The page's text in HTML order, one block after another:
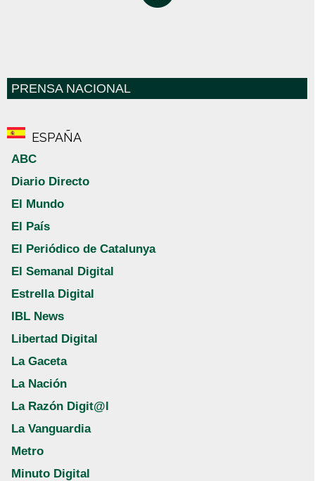
PRENSA NACIONAL
ESPAÑA
ABC
Diario Directo
El Mundo
El País
El Periódico de Catalunya
El Semanal Digital
Estrella Digital
IBL News
Libertad Digital
La Gaceta
La Nación
La Razón Digit@l
La Vanguardia
Metro
Minuto Digital